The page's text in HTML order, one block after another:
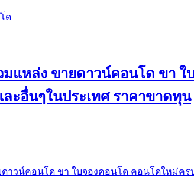
ด
มแหล่ง ขายดาวน์คอนโด ขา
ะอื่นๆในประเทศ ราคาขาดทุน
าวน์คอนโด ขา ใบจองคอนโด คอนโดใหม่ค